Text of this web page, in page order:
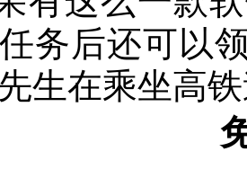
务后还可以
生在乘坐高